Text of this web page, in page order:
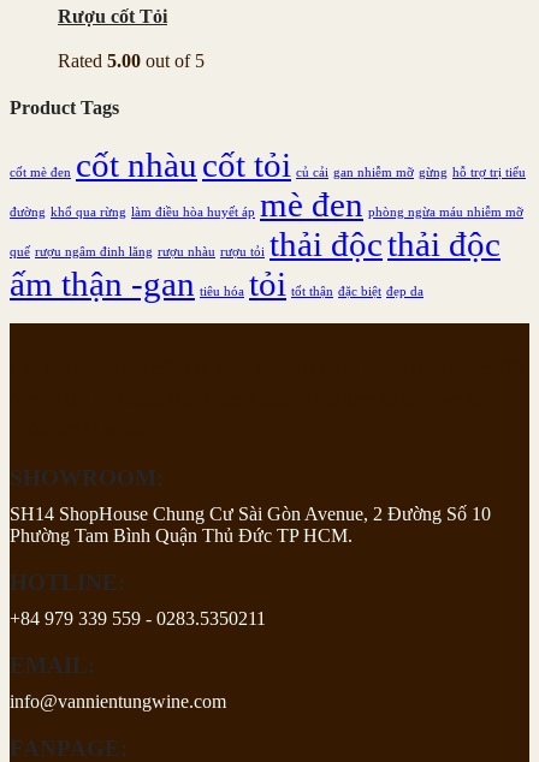
Rượu cốt Tỏi
Rated 5.00 out of 5
Product Tags
cốt mè đen cốt nhàu cốt tỏi củ cải gan nhiễm mỡ gừng hỗ trợ trị tiểu
đường khổ qua rừng làm điều hòa huyết áp mè đen phòng ngừa máu nhiễm mỡ
quế rượu ngâm đinh lăng rượu nhàu rượu tỏi thải độcthải độc
ấm thận -gan tiêu hóa tỏi tốt thận đặc biệt đẹp da
SHOWROOM:
SH14 ShopHouse Chung Cư Sài Gòn Avenue, 2 Đường Số 10
Phường Tam Bình Quận Thủ Đức TP HCM.
HOTLINE:
+84 979 339 559 - 0283.5350211
EMAIL:
info@vannientungwine.com
FANPAGE: